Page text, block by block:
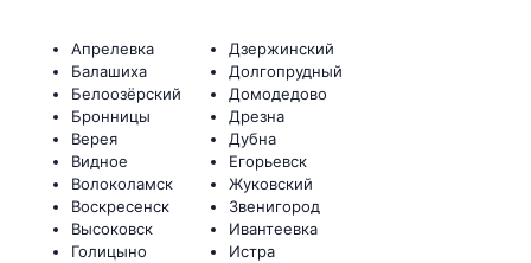
Апрелевка
Балашиха
Белоозёрский
Бронницы
Верея
Видное
Волоколамск
Воскресенск
Высоковск
Голицыно
Дзержинский
Долгопрудный
Домодедово
Дрезна
Дубна
Егорьевск
Жуковский
Звенигород
Ивантеевка
Истра